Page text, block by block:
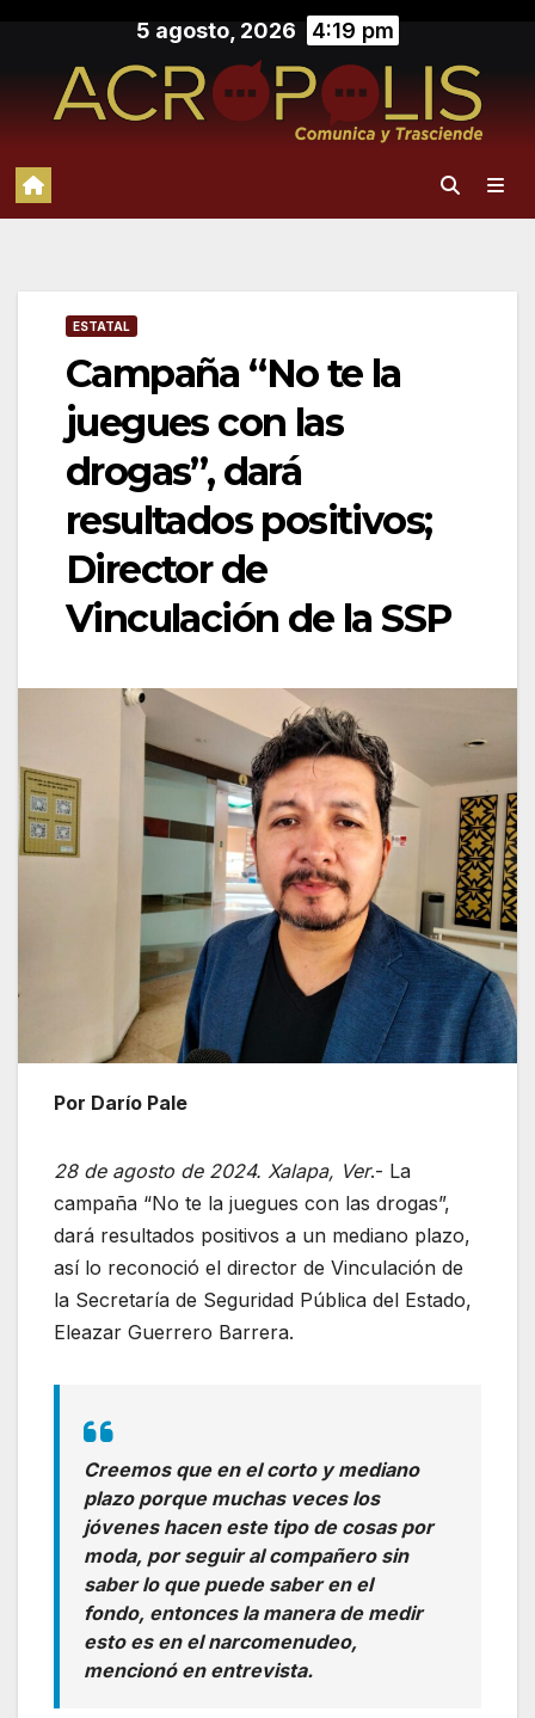
contenido
5 agosto, 2026 4:19 pm
ESTATAL
Campaña “No te la
juegues con las
drogas”, dará
resultados positivos;
Director de
Vinculación de la SSP
Por Darío Pale
28 de agosto de 2024. Xalapa, Ver.- La
campaña “No te la juegues con las drogas”,
dará resultados positivos a un mediano plazo,
así lo reconoció el director de Vinculación de
la Secretaría de Seguridad Pública del Estado,
Eleazar Guerrero Barrera.
Creemos que en el corto y mediano
plazo porque muchas veces los
jóvenes hacen este tipo de cosas por
moda, por seguir al compañero sin
saber lo que puede saber en el
fondo, entonces la manera de medir
esto es en el narcomenudeo,
mencionó en entrevista.